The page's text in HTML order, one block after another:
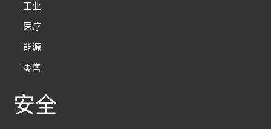
工业
医疗
能源
零售
安全